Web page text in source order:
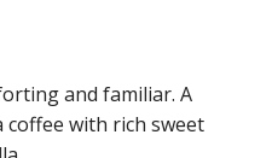
and familiar. A
with rich sweet